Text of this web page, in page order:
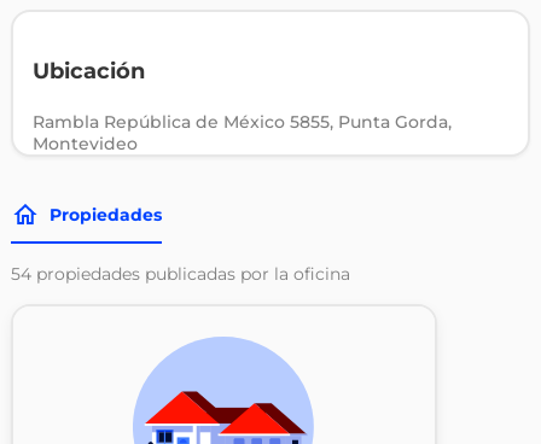
Ubicación
Rambla República de México 5855, Punta Gorda,
Montevideo
Propiedades
54 propiedades publicadas por la oficina